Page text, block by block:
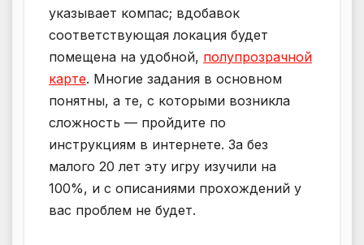
указывает компас; вдобавок
соответствующая локация будет
помещена на удобной, полупрозрачной
карте. Многие задания в основном
понятны, а те, с которыми возникла
сложность — пройдите по
инструкциям в интернете. За без
малого 20 лет эту игру изучили на
100%, и с описаниями прохождений у
вас проблем не будет.